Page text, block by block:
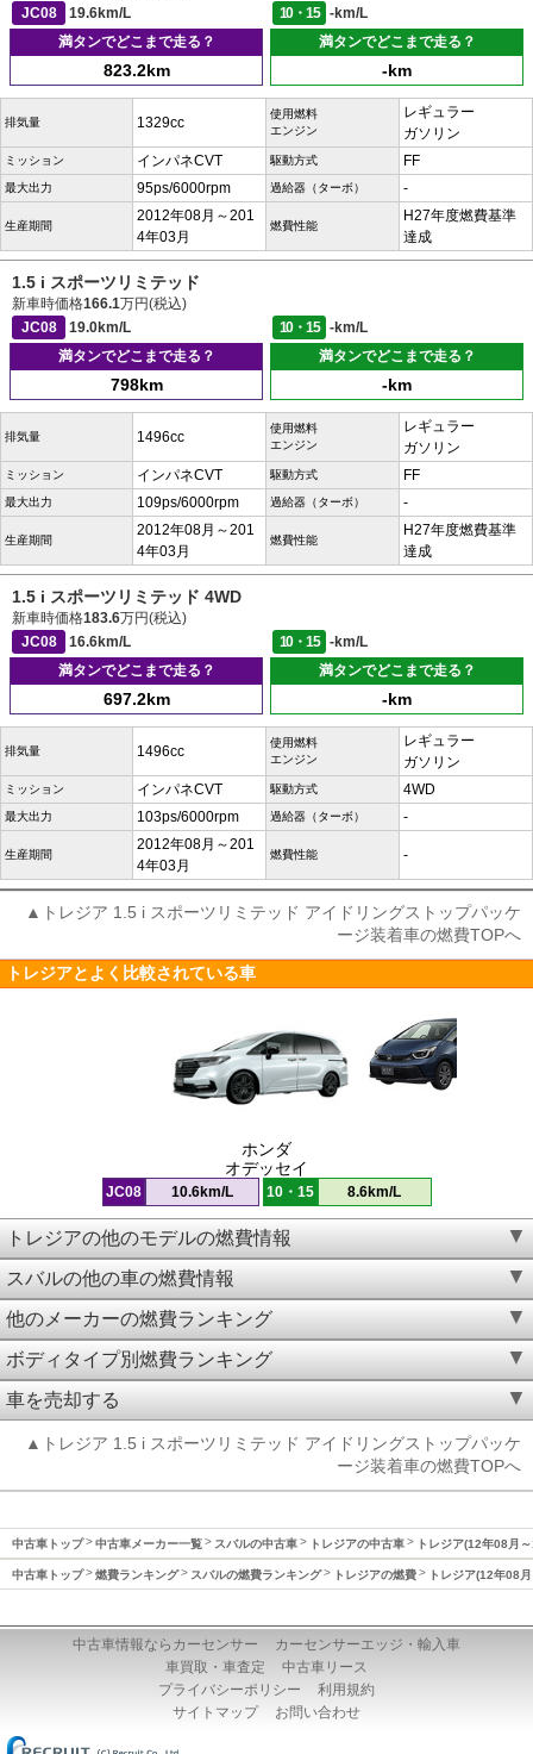
JC08
19.6km/L 10・15
-km/L
満タンでどこまで走る？
823.2km
満タンでどこまで走る？
-km
排気量 1329cc
使用燃料
エンジン
レギュラー
ガソリン
ミッション インパネCVT 駆動方式 FF
最大出力 95ps/6000rpm 過給器（ターボ） -
生産期間
2012年08月～201
4年03月
燃費性能
H27年度燃費基準
達成
1.5 i スポーツリミテッド
新車時価格166.1万円(税込)
JC08
19.0km/L 10・15
-km/L
満タンでどこまで走る？
798km
満タンでどこまで走る？
-km
排気量 1496cc
使用燃料
エンジン
レギュラー
ガソリン
ミッション インパネCVT 駆動方式 FF
最大出力 109ps/6000rpm 過給器（ターボ） -
生産期間
2012年08月～201
4年03月
燃費性能
H27年度燃費基準
達成
1.5 i スポーツリミテッド 4WD
新車時価格183.6万円(税込)
JC08
16.6km/L 10・15
-km/L
満タンでどこまで走る？
697.2km
満タンでどこまで走る？
-km
排気量 1496cc
使用燃料
エンジン
レギュラー
ガソリン
ミッション インパネCVT 駆動方式 4WD
最大出力 103ps/6000rpm 過給器（ターボ） -
生産期間
2012年08月～201
4年03月
燃費性能 -
▲トレジア 1.5 i スポーツリミテッド アイドリングストップパッケ
ージ装着車の燃費TOPへ
トレジアとよく比較されている車
ホンダ
オデッセイ
JC08 10.6km/L 10・15 8.6km/L
トレジアの他のモデルの燃費情報
スバルの他の車の燃費情報
他のメーカーの燃費ランキング
ボディタイプ別燃費ランキング
車を売却する
▲トレジア 1.5 i スポーツリミテッド アイドリングストップパッケ
ージ装着車の燃費TOPへ
中古車トップ 中古車メーカー一覧 スバルの中古車 トレジアの中古車 トレジア(12年08月
中古車トップ 燃費ランキング スバルの燃費ランキング トレジアの燃費 トレジア(12年08
中古車情報ならカーセンサー
カーセンサーエッジ・輸入車
車買取・車査定
中古車リース
プライバシーポリシー
利用規約
サイトマップ
お問い合わせ